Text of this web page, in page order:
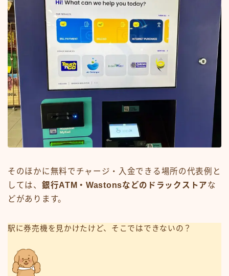
そのほかに無料でチャージ・入金できる場所の代表例と
しては、 銀行ATM・Wastonsなどのドラックストアな
どがあります。
駅に券売機を見かけたけど、そこではできないの？